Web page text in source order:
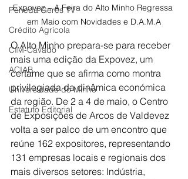
Peneda Gerês TV
Crédito Agrícola
CIM-Cávado
ACIAB
Universidade do Minho
Estatuto Editorial
Expovez – A Feira do Alto Minho Regressa
em Maio com Novidades e D.A.M.A
O Alto Minho prepara-se para receber
mais uma edição da Expovez, um
certame que se afirma como montra
privilegiada da dinâmica económica
da região. De 2 a 4 de maio, o Centro
de Exposições de Arcos de Valdevez
volta a ser palco de um encontro que
reúne 162 expositores, representando
131 empresas locais e regionais dos
mais diversos setores: Indústria,